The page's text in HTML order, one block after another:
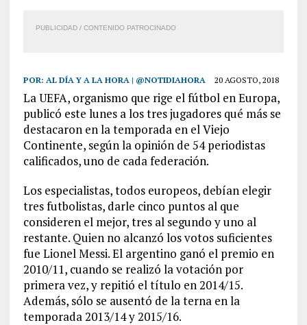
PUBLICIDAD / CONTENIDO PATROCINADO
POR: AL DÍA Y A LA HORA | @NOTIDIAHORA 20 AGOSTO, 2018
La UEFA, organismo que rige el fútbol en Europa,
publicó este lunes a los tres jugadores qué más se
destacaron en la temporada en el Viejo
Continente, según la opinión de 54 periodistas
calificados, uno de cada federación.
Los especialistas, todos europeos, debían elegir
tres futbolistas, darle cinco puntos al que
consideren el mejor, tres al segundo y uno al
restante. Quien no alcanzó los votos suficientes
fue Lionel Messi. El argentino ganó el premio en
2010/11, cuando se realizó la votación por
primera vez, y repitió el título en 2014/15.
Además, sólo se ausentó de la terna en la
temporada 2013/14 y 2015/16.